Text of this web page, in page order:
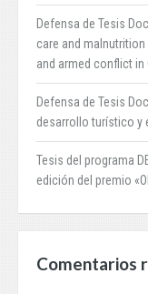
Defensa de Tesis
care and
and armed conflict in
Defensa de Tesis
desarrollo turístico y
Tesis del programa
edición del premio
Comentarios